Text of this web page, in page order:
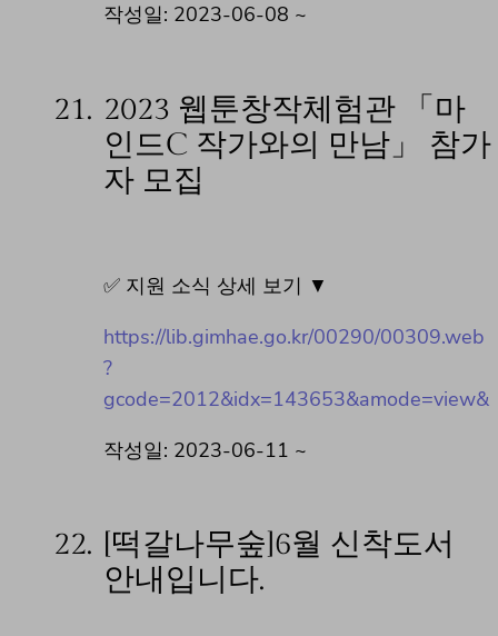
작성일: 2023-06-08 ~
21. 2023 웹툰창작체험관 「마
인드C 작가와의 만남」 참가
자 모집
✅ 지원 소식 상세 보기 ▼
https://lib.gimhae.go.kr/00290/00309.web
?
gcode=2012&idx=143653&amode=view&
작성일: 2023-06-11 ~
22. [떡갈나무숲]6월 신착도서
안내입니다.